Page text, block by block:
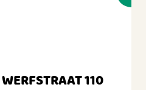
110